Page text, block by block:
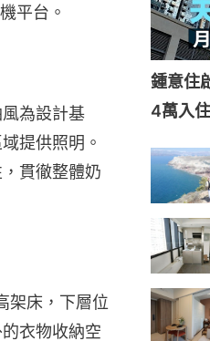
平台。
為設計基
提供照明。
貫徹整體奶
架床，下層位
衣物收納空
鍾意住
4萬入